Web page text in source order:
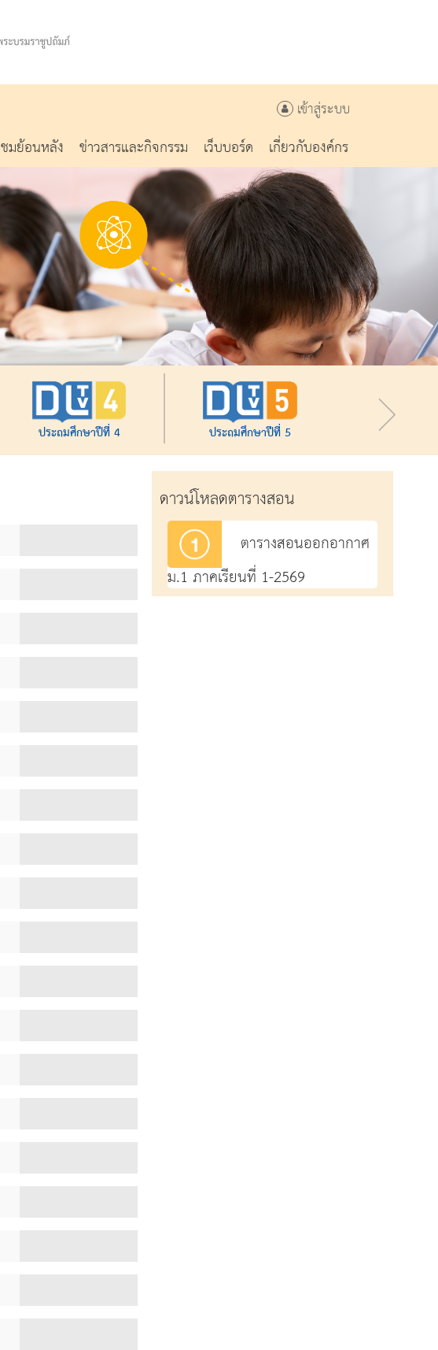
เข้าสู่ระบบ
ชมย้อนหลัง ข่าวสารและกิจกรรม เว็บบอร์ด เกี่ยวกับองค์กร
ประถมศึกษาปีที่ 4 ประถมศึกษาปีที่ 5
ดาวน์โหลดตารางสอน
ตารางสอนออกอากาศ
ม.1 ภาคเรียนที่ 1-2569